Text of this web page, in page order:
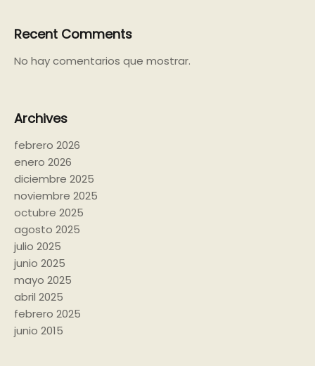
Recent Comments
No hay comentarios que mostrar.
Archives
febrero 2026
enero 2026
diciembre 2025
noviembre 2025
octubre 2025
agosto 2025
julio 2025
junio 2025
mayo 2025
abril 2025
febrero 2025
junio 2015